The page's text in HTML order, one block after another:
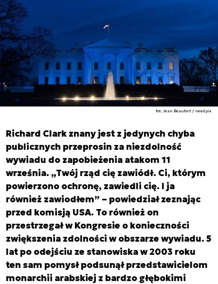
fot. Jean Beaufort / needpix
Richard Clark znany jest z jedynych chyba
publicznych przeprosin za niezdolność
wywiadu do zapobieżenia atakom 11
września. „Twój rząd cię zawiódł. Ci, którym
powierzono ochronę, zawiedli cię. I ja
również zawiodłem” – powiedział zeznając
przed komisją USA. To również on
przestrzegał w Kongresie o konieczności
zwiększenia zdolności w obszarze wywiadu. 5
lat po odejściu ze stanowiska w 2003 roku
ten sam pomysł podsunął przedstawicielom
monarchii arabskiej z bardzo głębokimi